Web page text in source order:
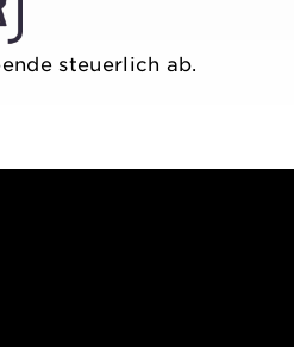
steuerlich ab.